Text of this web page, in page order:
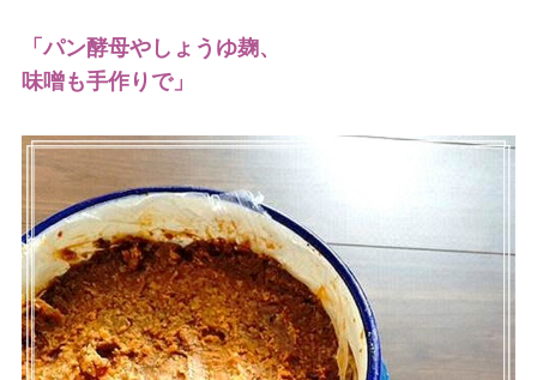
「パン酵母やしょうゆ麹、
味噌も手作りで」